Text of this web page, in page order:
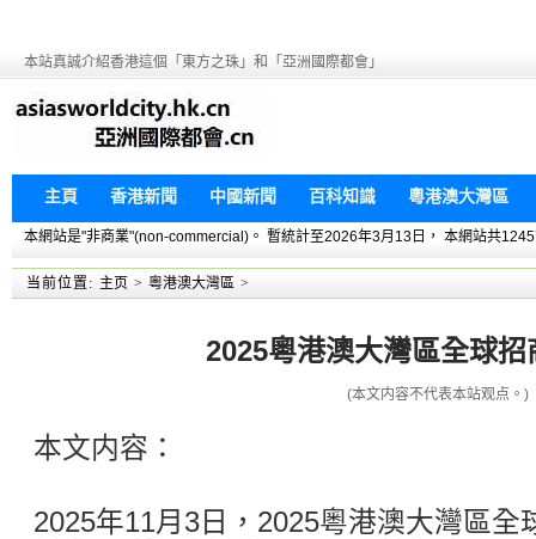
本站真誠介紹香港這個「東方之珠」和「亞洲國際都會」
主頁 香港新聞 中國新聞 百科知識 粵港澳大灣區
本網站是"非商業"(non-commercial)。 暫統計至2026年3月13日， 本網站共
当前位置: 主页 > 粵港澳大灣區 >
2025粵港澳大灣區全球招
(本文内容不代表本站观点。)
本文内容：
2025年11月3日，2025粵港澳大灣區全